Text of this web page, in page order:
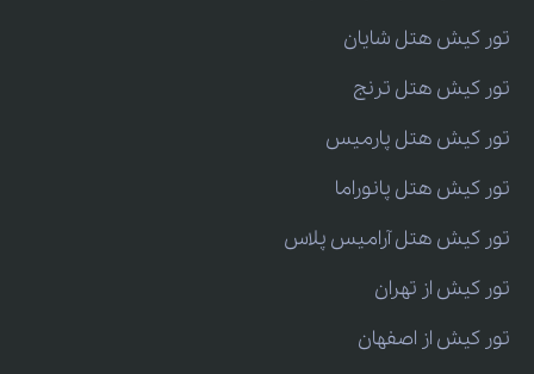
تور کیش هتل شایان
تور کیش هتل ترنج
تور کیش هتل پارمیس
تور کیش هتل پانوراما
تور کیش هتل آرامیس پلاس
تور کیش از تهران
تور کیش از اصفهان